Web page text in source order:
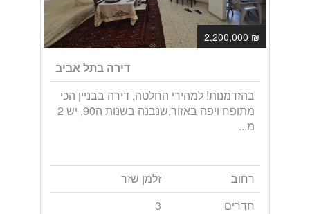
₪ 2,200,000
דירה בתל אביב
בהזדמנות! למהירי החלטה, דירה בבניין הכי
מתופח ויפה באזור,שנבנה בשנות ה90, יש 2
מ...
רחוב
זלמן שזר
חדרים
3